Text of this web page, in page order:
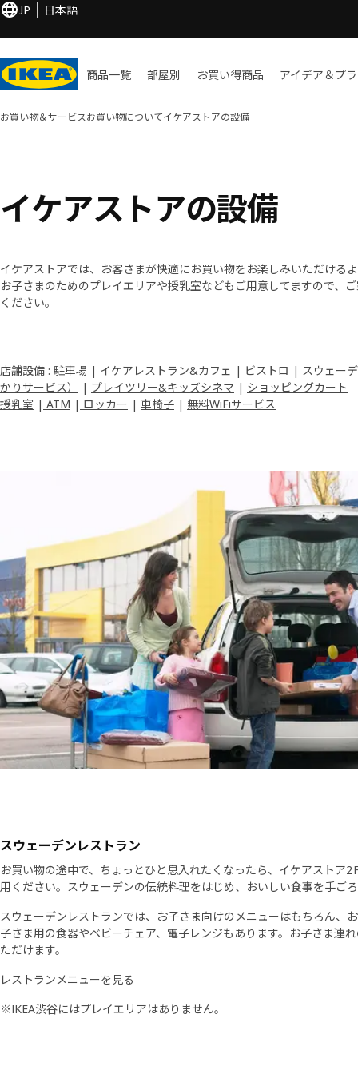
JP 日本語
商品一覧 部屋別 お買い​得商品 アイデア＆プ
お買い物＆サービスお買い物についてイケアストアの設備
イケアストアの設備
イケアストアでは、お客さまが快適にお買い物をお楽しみいただける
お子さまのためのプレイエリアや授乳室などもご用意してますので、
ください。
店舗設備 : 駐車場 | イケアレストラン&カフェ | ビストロ | スウェー
かりサービス）
| プレイツリー&キッズシネマ | ショッピングカート
授乳室 | ATM | ロッカー | 車椅子 | 無料WiFiサービス
スウェーデンレストラン
お買い物の途中で、ちょっとひと息入れたくなったら、イケアストア
用ください。スウェーデンの伝統料理をはじめ、おいしい食事を手ご
スウェーデンレストランでは、お子さま向けのメニューはもちろん、
子さま用の食器やベビーチェア、電子レンジもあります。お子さま連
ただけます。
レストランメニューを見る
※IKEA渋谷にはプレイエリアはありません。